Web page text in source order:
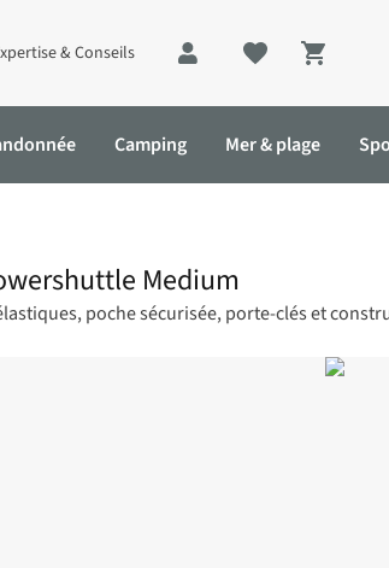
& Conseils
Camping Mer & plage
Medium
poche sécurisée, porte-clés et